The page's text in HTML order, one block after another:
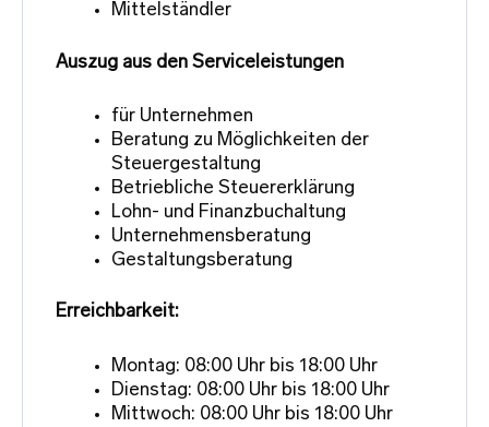
Mittelständler
Auszug aus den Serviceleistungen
für Unternehmen
Beratung zu Möglichkeiten der
Steuergestaltung
Betriebliche Steuererklärung
Lohn- und Finanzbuchaltung
Unternehmensberatung
Gestaltungsberatung
Erreichbarkeit:
Montag: 08:00 Uhr bis 18:00 Uhr
Dienstag: 08:00 Uhr bis 18:00 Uhr
Mittwoch: 08:00 Uhr bis 18:00 Uhr